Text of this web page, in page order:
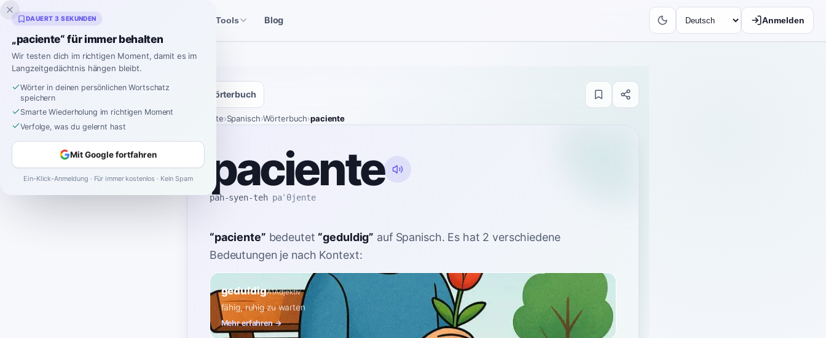
Inklingo Geschichten Spanische Tools Blog Anmelden
Wörterbuch
Startseite›Spanisch›Wörterbuch›paciente
paciente
pah-syen-teh paˈθjente
“paciente” bedeutet “geduldig” auf Spanisch. Es hat 2 verschiedene
Bedeutungen je nach Kontext:
geduldigA1Adjektiv
fähig, ruhig zu warten
Mehr erfahren →
DAUERT 3 SEKUNDEN
„paciente“ für immer behalten
Wir testen dich im richtigen Moment, damit es im
Langzeitgedächtnis hängen bleibt.
Wörter in deinen persönlichen Wortschatz
speichern
Smarte Wiederholung im richtigen Moment
Verfolge, was du gelernt hast
Mit Google fortfahren
Ein-Klick-Anmeldung · Für immer kostenlos · Kein Spam